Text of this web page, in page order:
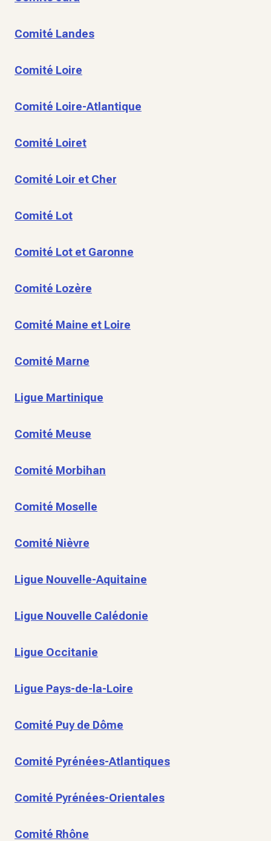
Comité Landes
Comité Loire
Comité Loire-Atlantique
Comité Loiret
Comité Loir et Cher
Comité Lot
Comité Lot et Garonne
Comité Lozère
Comité Maine et Loire
Comité Marne
Ligue Martinique
Comité Meuse
Comité Morbihan
Comité Moselle
Comité Nièvre
Ligue Nouvelle-Aquitaine
Ligue Nouvelle Calédonie
Ligue Occitanie
Ligue Pays-de-la-Loire
Comité Puy de Dôme
Comité Pyrénées-Atlantiques
Comité Pyrénées-Orientales
Comité Rhône